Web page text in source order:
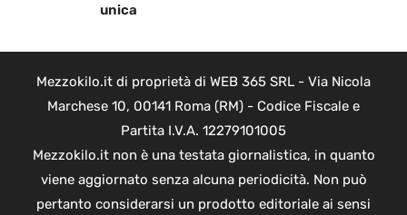
unica
Mezzokilo.it di proprietà di WEB 365 SRL - Via Nicola
Marchese 10, 00141 Roma (RM) - Codice Fiscale e
Partita I.V.A. 12279101005
Mezzokilo.it non è una testata giornalistica, in quanto
viene aggiornato senza alcuna periodicità. Non può
pertanto considerarsi un prodotto editoriale ai sensi